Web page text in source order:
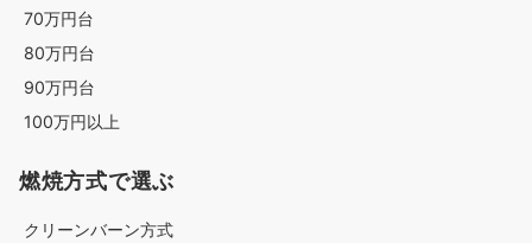
70万円台
80万円台
90万円台
100万円以上
燃焼方式で選ぶ
クリーンバーン方式